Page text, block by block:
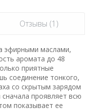
Отзывы (1)
эфирными маслами,
аромата до 48
приятные
соединение тонкого,
со скрытым зарядом
проявляет всю
показывает ее